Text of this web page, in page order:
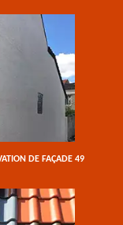
DE FAÇADE 49